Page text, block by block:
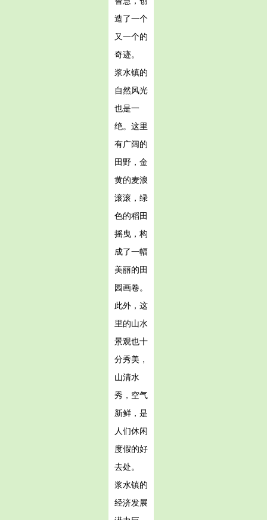
造了一个
又一个的
奇迹。
浆水镇的
自然风光
也是一
绝。这里
有广阔的
田野，金
黄的麦浪
滚滚，绿
色的稻田
摇曳，构
成了一幅
美丽的田
园画卷。
此外，这
里的山水
景观也十
分秀美，
山清水
秀，空气
新鲜，是
人们休闲
度假的好
去处。
浆水镇的
经济发展